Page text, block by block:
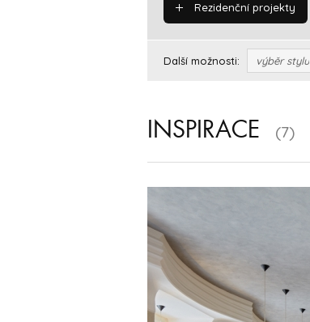
Rezidenční projekty
Další možnosti: výběr stylu
INSPIRACE (7)